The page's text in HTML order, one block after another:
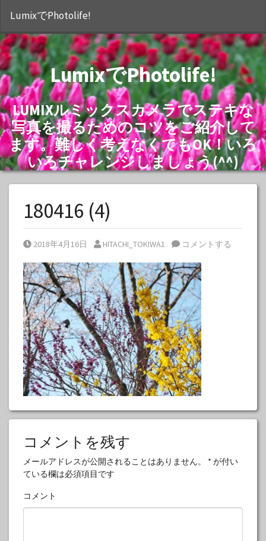
LumixでPhotolife!
LumixでPhotolife!
LUMIXルミックスカメラでステキな
写真を撮るためのコツをご紹介して
ます。難しく考えなくてもOK！いろ
いろチャレンジしましょう(^^)
180416 (4)
Posted on
2018年4月16日 Posted by
HITACHI_TOKIWA1 コメントする
コメントを残す
メールアドレスが公開されることはありません。 * が付い
ている欄は必須項目です
コメント